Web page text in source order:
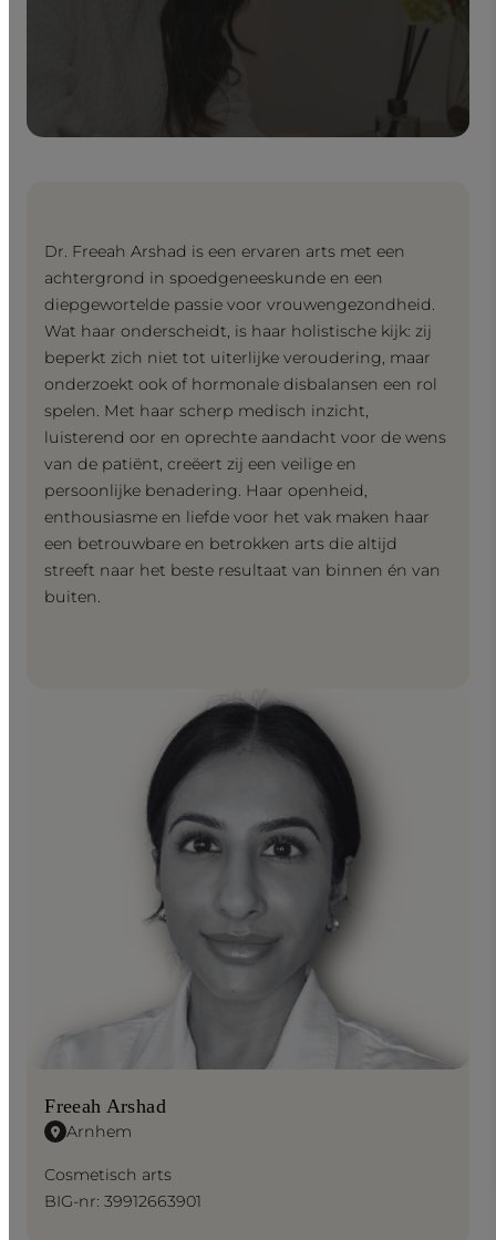
Freeah Arshad
Arnhem
Cosmetisch arts
BIG-nr: 39912663901
Dr. Freeah Arshad is een ervaren arts met een
achtergrond in spoedgeneeskunde en een
diepgewortelde passie voor vrouwengezondheid.
Wat haar onderscheidt, is haar holistische kijk: zij
beperkt zich niet tot uiterlijke veroudering, maar
onderzoekt ook of hormonale disbalansen een rol
spelen. Met haar scherp medisch inzicht,
luisterend oor en oprechte aandacht voor de wens
van de patiënt, creëert zij een veilige en
persoonlijke benadering. Haar openheid,
enthousiasme en liefde voor het vak maken haar
een betrouwbare en betrokken arts die altijd
streeft naar het beste resultaat van binnen én van
buiten.